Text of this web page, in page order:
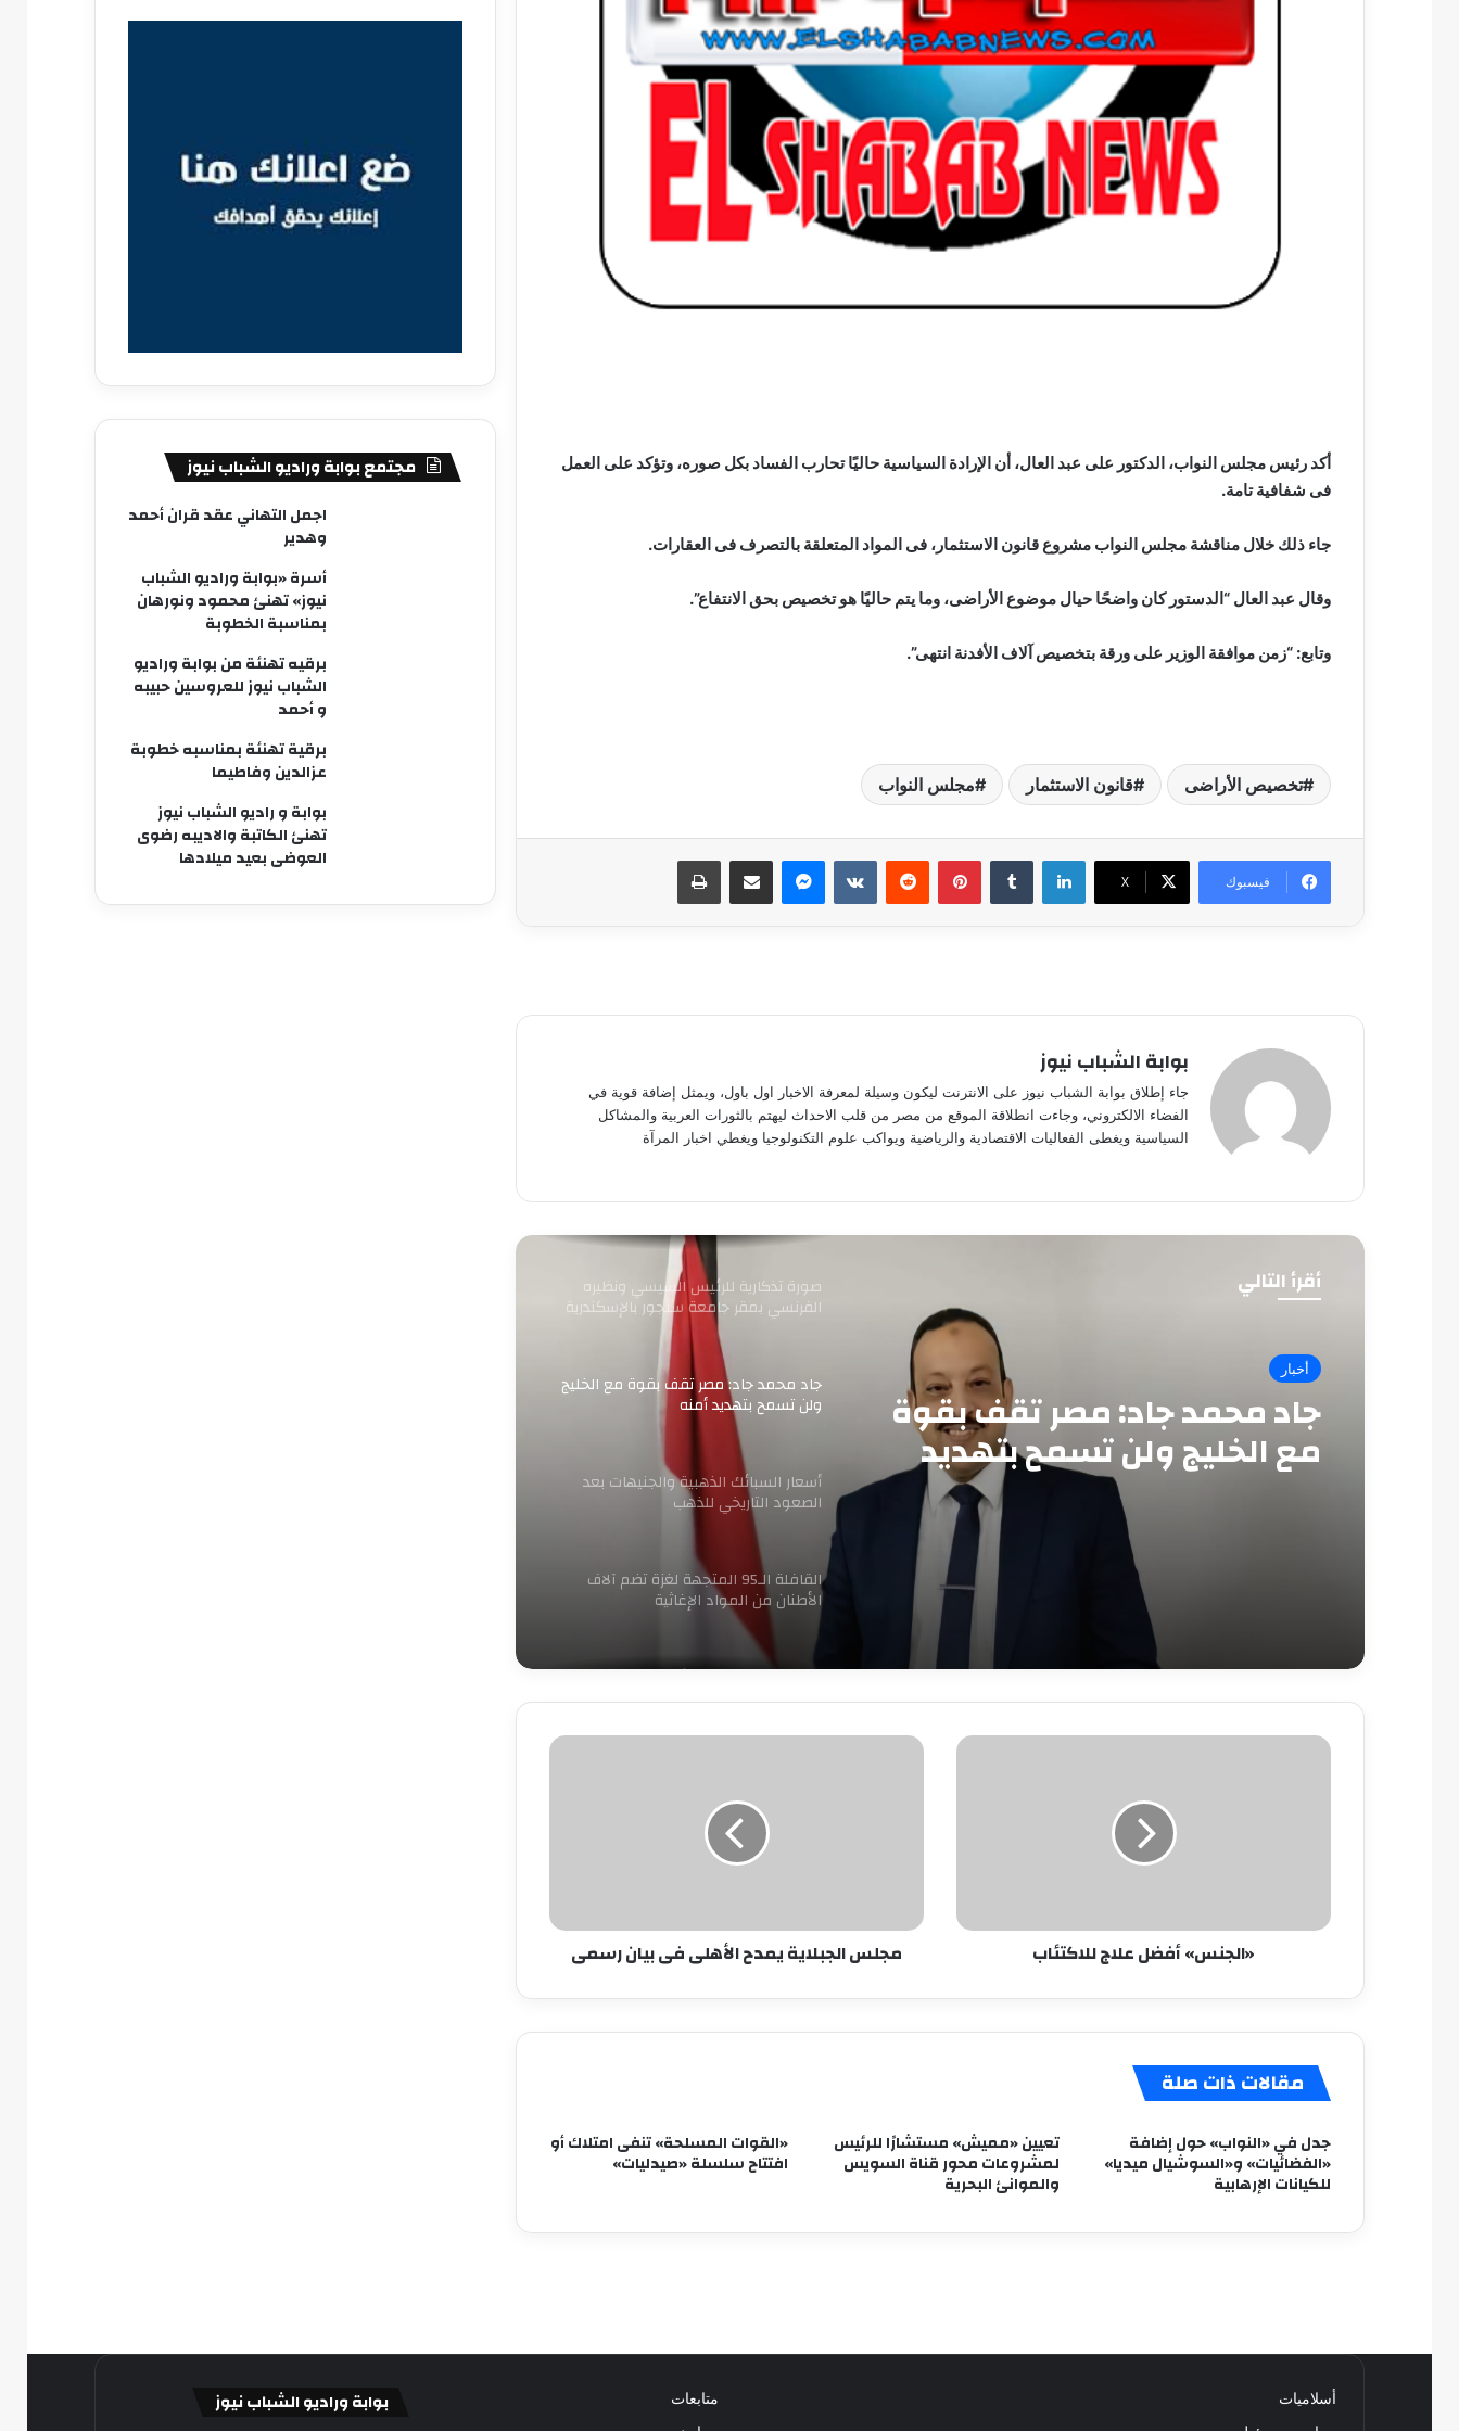
أكد رئيس مجلس النواب، الدكتور على عبد العال، أن الإرادة السياسية حاليًا تحارب الفساد بكل صوره، وتؤكد على العمل
فى شفافية تامة.
جاء ذلك خلال مناقشة مجلس النواب مشروع قانون الاستثمار، فى المواد المتعلقة بالتصرف فى العقارات.
وقال عبد العال “الدستور كان واضحًا حيال موضوع الأراضى، وما يتم حاليًا هو تخصيص بحق الانتفاع”.
وتابع: “زمن موافقة الوزير على ورقة بتخصيص آلاف الأفدنة انتهى”.
تخصيص الأراضى قانون الاستثمار مجلس النواب
فيسبوك ‫X
لينكدإن بينتيريست ماسنجر مشاركة عبر البريد طباعة
بوابة الشباب نيوز
جاء إطلاق بوابة الشباب نيوز على الانترنت ليكون وسيلة لمعرفة الاخبار اول باول، ويمثل إضافة قوية في
الفضاء الالكتروني، وجاءت انطلاقة الموقع من مصر من قلب الاحداث ليهتم بالثورات العربية والمشاكل
السياسية ويغطى الفعاليات الاقتصادية والرياضية ويواكب علوم التكنولوجيا ويغطي اخبار المرآة
أقرأ التالي
أخبار
جاد محمد جاد: مصر تقف بقوة
مع الخليج ولن تسمح بتهديد
أمنه
الحكومة تبحث وضع حلول جذرية
للمشكلات المالية لـ”ماسبيرو” والصحف
القومية
الطاقة والبترول والبتروكيماويات مع نظيره
مصطفى مدبولي يستعرض مقترحات تطوير
المنطقة المحيطة بالقلعة ومنطقة الزبالين
بالقاهرة
بالعمل المشترك من أجل مصلحة البلد
صورة تذكارية للرئيس السيسي ونظيره
الفرنسي بمقر جامعة سنجور بالإسكندرية
جاد محمد جاد: مصر تقف بقوة مع الخليج
ولن تسمح بتهديد أمنه
أسعار السبائك الذهبية والجنيهات بعد
الصعود التاريخي للذهب
القافلة الـ95 المتجهة لغزة تضم آلاف
الأطنان من المواد الإغاثية
الكهرباء تنفي زيادة الأسعار وتغيير
العدادات: كل ما يُتداول غير صحيح
الثانية من انتخابات مجلس النواب 2025
الحكومة تبحث وضع حلول جذرية
وزير البترول يبحث تعزيز التعاون في مجالات
الطاقة والبترول والبتروكيماويات مع نظيره
بيان القائمة الوطنية من أجل مصر: نتمسك
ولن تسمح بتهديد أمنه
«الجنس»
«الجنس» أفضل علاج للاكتئاب
مجلس
مجلس الجبلاية يمدح الأهلى فى بيان رسمى
مقالات ذات صلة
جدل في «النواب» حول إضافة
«الفضائيات» و«السوشيال ميديا»
للكيانات الإرهابية
تعيين «مميش» مستشارًا للرئيس
لمشروعات محور قناة السويس
والموانئ البحرية
«القوات المسلحة» تنفى امتلاك أو
افتتاح سلسلة «صيدليات»
مجتمع بوابة وراديو الشباب نيوز
اجمل التهاني عقد قران أحمد
وهدير
أسرة «بوابة وراديو الشباب
نيوز» تهنئ محمود ونورهان
بمناسبة الخطوبة
برقيه تهنئة من بوابة وراديو
الشباب نيوز للعروسين حبيبه
و أحمد
برقية تهنئة بمناسبه خطوبة
عزالدين وفاطيما
بوابة و راديو الشباب نيوز
تهنئ الكاتبة والاديبه رضوى
العوضى بعيد ميلادها
أسلاميات
متابعات
بوابة وراديو الشباب نيوز